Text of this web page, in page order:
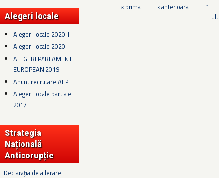
Alegeri locale
Alegeri locale 2020 II
Alegeri locale 2020
ALEGERI PARLAMENT
EUROPEAN 2019
Anunt recrutare AEP
Alegeri locale partiale
2017
Strategia
Națională
Anticorupție
Declarația de aderare
Pagini« prima ‹ anterioara
1